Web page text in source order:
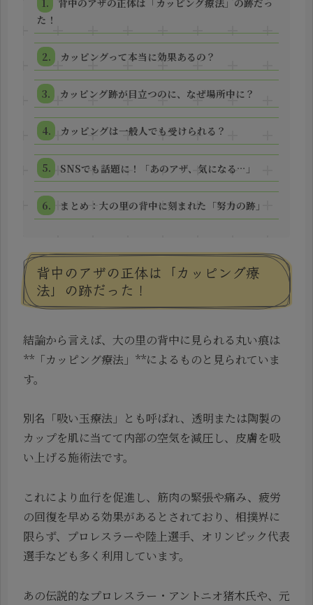
た！
カッピングって本当に効果あるの？
カッピング跡が目立つのに、なぜ場所中に？
カッピングは一般人でも受けられる？
SNSでも話題に！「あのアザ、気になる…」
まとめ：大の里の背中に刻まれた「努力の跡」
背中のアザの正体は「カッピング療
法」の跡だった！
結論から言えば、大の里の背中に見られる丸い痕は
**「カッピング療法」**によるものと見られていま
す。
別名「吸い玉療法」とも呼ばれ、透明または陶製の
カップを肌に当てて内部の空気を減圧し、皮膚を吸
い上げる施術法です。
これにより血行を促進し、筋肉の緊張や痛み、疲労
の回復を早める効果があるとされており、相撲界に
限らず、プロレスラーや陸上選手、オリンピック代表
選手なども多く利用しています。
あの伝説的なプロレスラー・アントニオ猪木氏や、元